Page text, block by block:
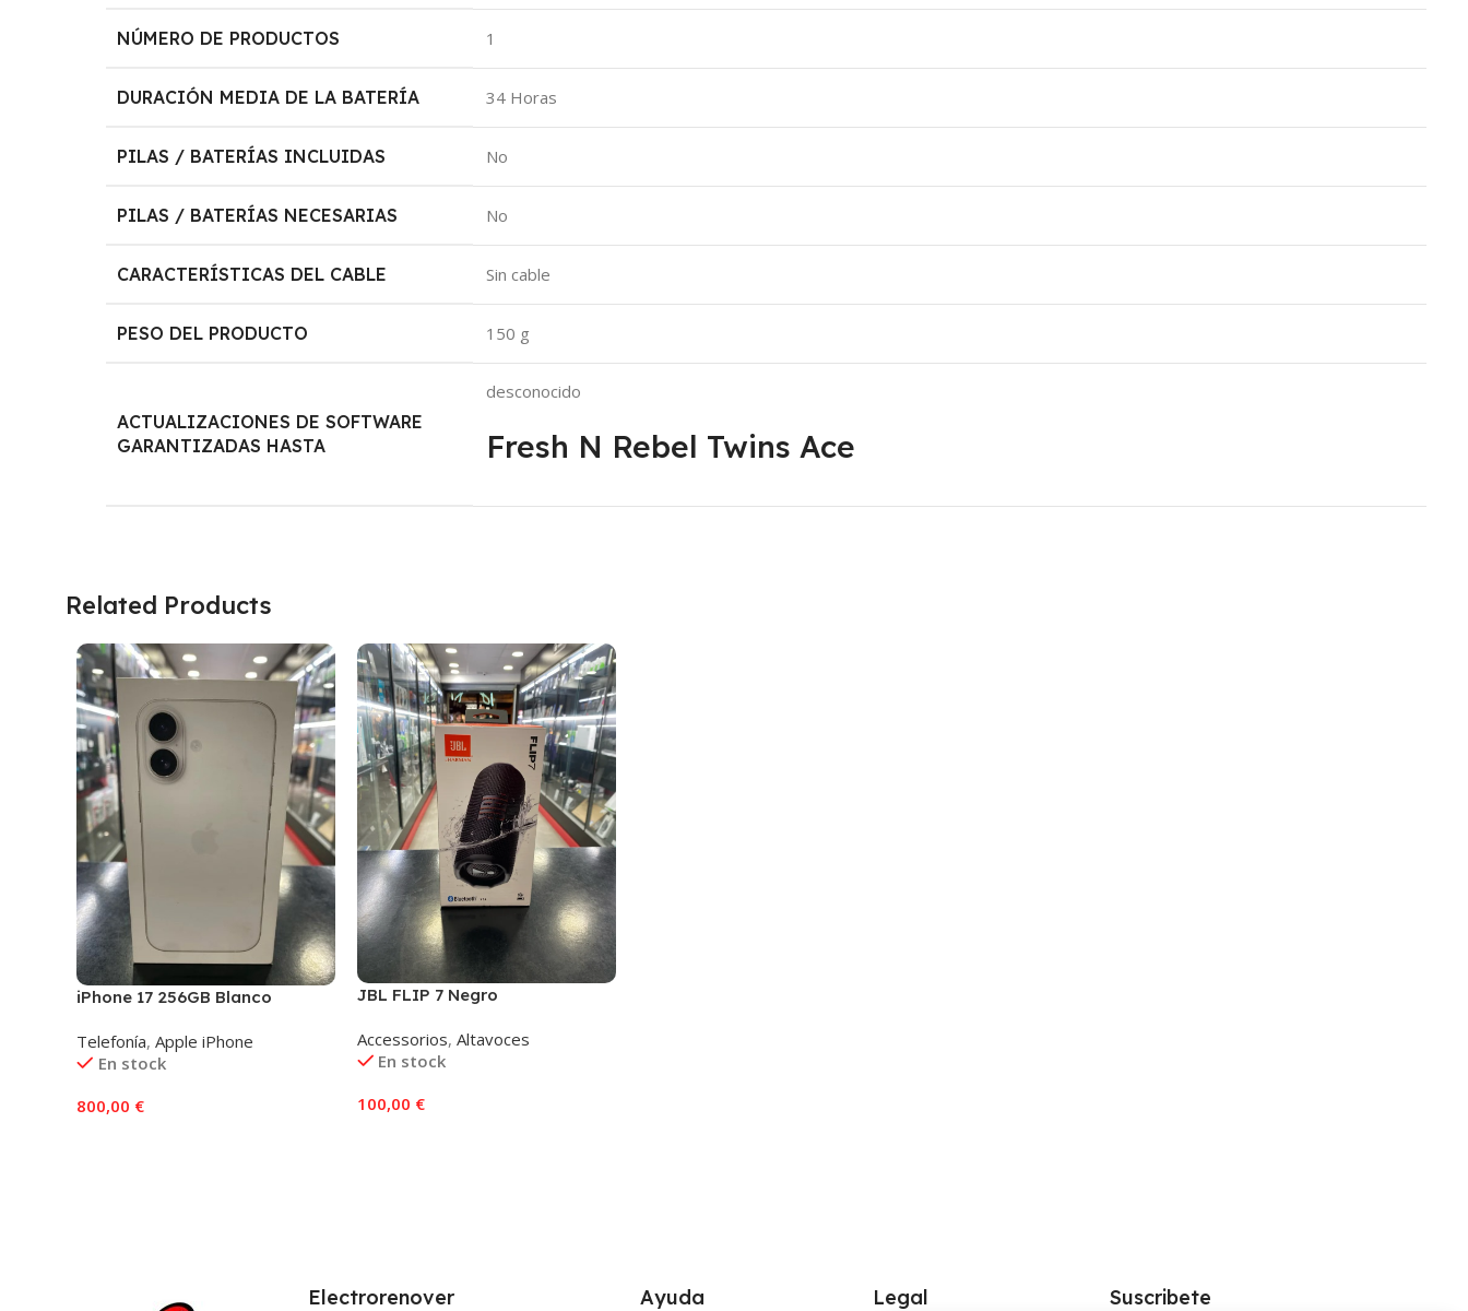
NÚMERO DE PRODUCTOS ‎1
DURACIÓN MEDIA DE LA BATERÍA ‎34 Horas
PILAS / BATERÍAS INCLUIDAS ‎No
PILAS / BATERÍAS NECESARIAS ‎No
CARACTERÍSTICAS DEL CABLE ‎Sin cable
PESO DEL PRODUCTO ‎150 g
ACTUALIZACIONES DE SOFTWARE
GARANTIZADAS HASTA
‎desconocido
Fresh N Rebel Twins Ace
Related Products
iPhone 17 256GB Blanco
Telefonía, Apple iPhone
En stock
800,00 €
JBL FLIP 7 Negro
Accessorios, Altavoces
En stock
100,00 €
Electrorenover Ayuda Legal Suscribete